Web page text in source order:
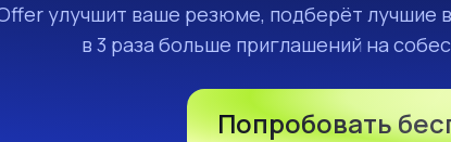
улучшит ваше резюме, подберёт лучшие
в 3 раза больше приглашений на
Попробовать